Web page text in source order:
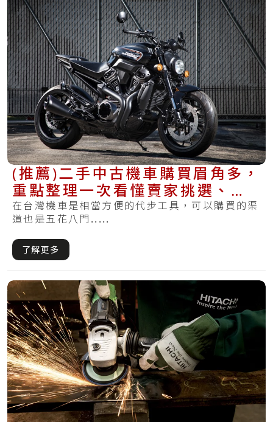
(推薦)二手中古機車購買眉角多，
重點整理一次看懂賣家挑選、驗
車與過戶重點
在台灣機車是相當方便的代步工具，可以購買的渠
道也是五花八門.....
了解更多